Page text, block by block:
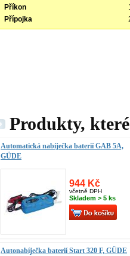
Příkon
Přípojka
Produkty,
Automatická nabíječka baterií GAB 5A,
GÜDE
944 Kč
včetně DPH
Skladem > 5 ks
Autonabíječka baterií Start 320 F, GÜDE